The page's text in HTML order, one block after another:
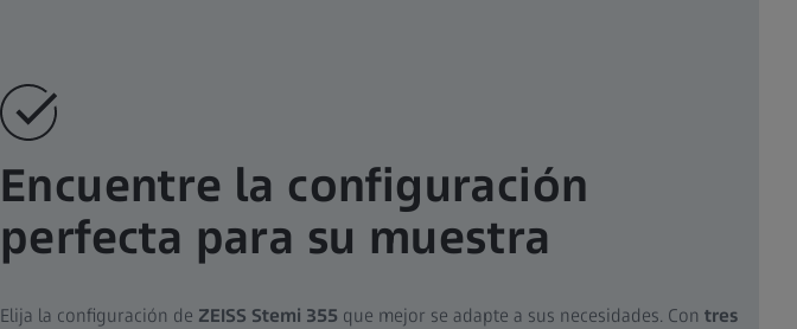
Encuentre la configuración
perfecta para su muestra
Elija la configuración de ZEISS Stemi 355 que mejor se adapte a sus necesidades. Con tres